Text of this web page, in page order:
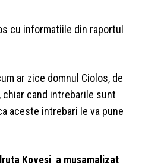
cu informatiile din raportul
ar zice domnul Ciolos, de
chiar cand intrebarile sunt
aceste intrebari le va pune
Kovesi a musamalizat